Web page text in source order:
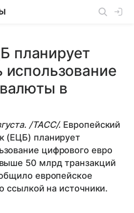
планирует
в
/ТАСС/. Европейский
(ЕЦБ) планирует
цифрового евро
50 млрд транзакций
европейское
ссылкой на источники.